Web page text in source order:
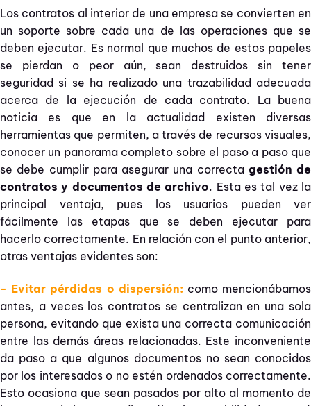
Los contratos al interior de una empresa se convierten en
un soporte sobre cada una de las operaciones que se
deben ejecutar. Es normal que muchos de estos papeles
se pierdan o peor aún, sean destruidos sin tener
seguridad si se ha realizado una trazabilidad adecuada
acerca de la ejecución de cada contrato. La buena
noticia es que en la actualidad existen diversas
herramientas que permiten, a través de recursos visuales,
conocer un panorama completo sobre el paso a paso que
se debe cumplir para asegurar una correcta gestión de
contratos y documentos de archivo. Esta es tal vez la
principal ventaja, pues los usuarios pueden ver
fácilmente las etapas que se deben ejecutar para
hacerlo correctamente. En relación con el punto anterior,
otras ventajas evidentes son:
- Evitar pérdidas o dispersión: como mencionábamos
antes, a veces los contratos se centralizan en una sola
persona, evitando que exista una correcta comunicación
entre las demás áreas relacionadas. Este inconveniente
da paso a que algunos documentos no sean conocidos
por los interesados o no estén ordenados correctamente.
Esto ocasiona que sean pasados por alto al momento de